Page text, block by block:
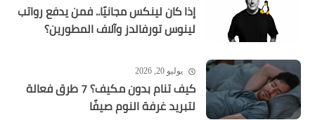
إذا كان لينكس مجانيًا.. فمن يدفع رواتب
لينوس تورفالدز وآلاف المطورين؟
يوليو 20, 2026
كيف تنام بدون مكيف؟ 7 طرق فعالة
لتبريد غرفة النوم صيفًا